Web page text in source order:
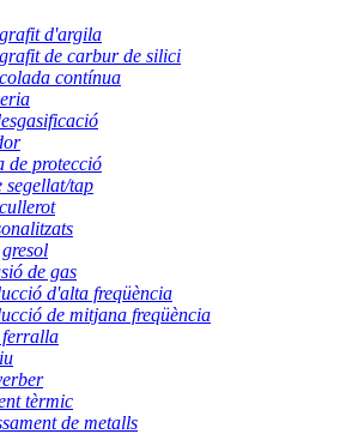
d'argila
de carbur de silici
contínua
de protecció
segellat/tap
de gas
d'alta freqüència
de mitjana freqüència
ferralla
tèrmic
de metalls